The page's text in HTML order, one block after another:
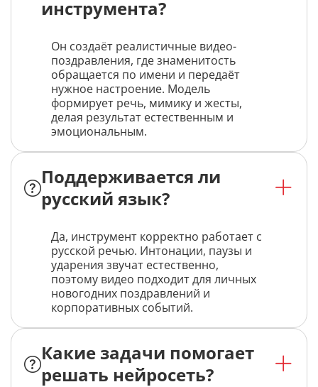
инструмента?
Он создаёт реалистичные видео-
поздравления, где знаменитость
обращается по имени и передаёт
нужное настроение. Модель
формирует речь, мимику и жесты,
делая результат естественным и
эмоциональным.
Поддерживается ли
русский язык?
Да, инструмент корректно работает с
русской речью. Интонации, паузы и
ударения звучат естественно,
поэтому видео подходит для личных
новогодних поздравлений и
корпоративных событий.
Какие задачи помогает
решать нейросеть?